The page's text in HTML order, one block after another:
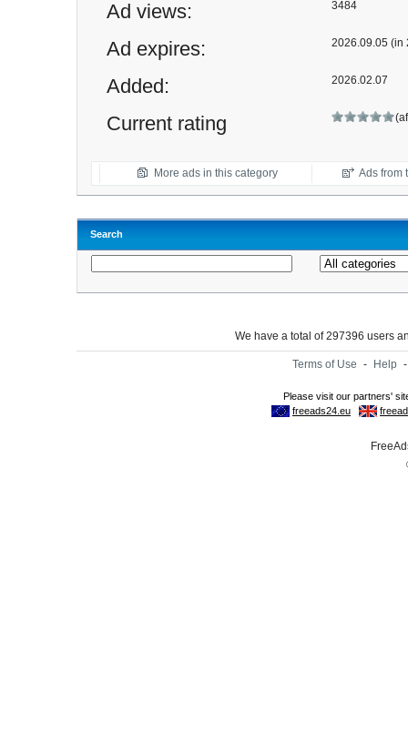
Ad views: 3484
Ad expires: 2026.09.05 (in
Added: 2026.02.07
Current rating
More ads in this category Ads from
Search
We have a total of 297396 users
Terms of Use - Help